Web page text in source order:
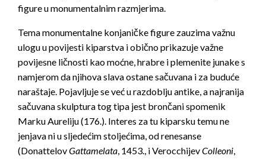
figure u monumentalnim razmjerima.
Tema monumentalne konjaničke figure zauzima važnu
ulogu u povijesti kiparstva i obično prikazuje važne
povijesne ličnosti kao moćne, hrabre i plemenite junake s
namjerom da njihova slava ostane sačuvana i za buduće
naraštaje. Pojavljuje se već u razdoblju antike, a najranija
sačuvana skulptura tog tipa jest brončani spomenik
Marku Aureliju (176.). Interes za tu kiparsku temu ne
jenjava ni u sljedećim stoljećima, od renesanse
(DonattelovGattamelata, 1453., i VerocchijevColleoni,